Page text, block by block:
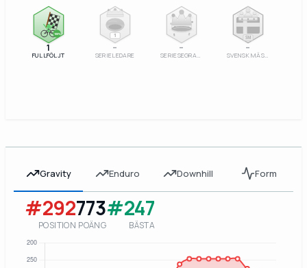
Gravity Enduro Downhill Form
#292
POSITION
773
POÄNG
#247
BÄSTA
100%
1
FULLFÖLJT
1
–
SERIELEDARE
–
SERIESEGRARE
SM
–
SVENSK MÄSTARE